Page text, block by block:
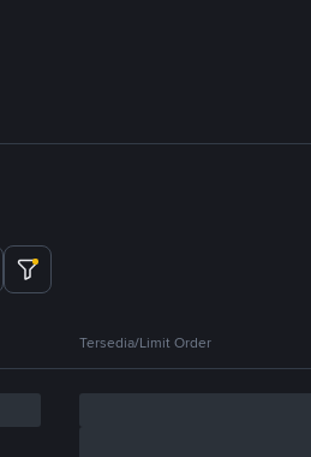
Tersedia/Limit Order